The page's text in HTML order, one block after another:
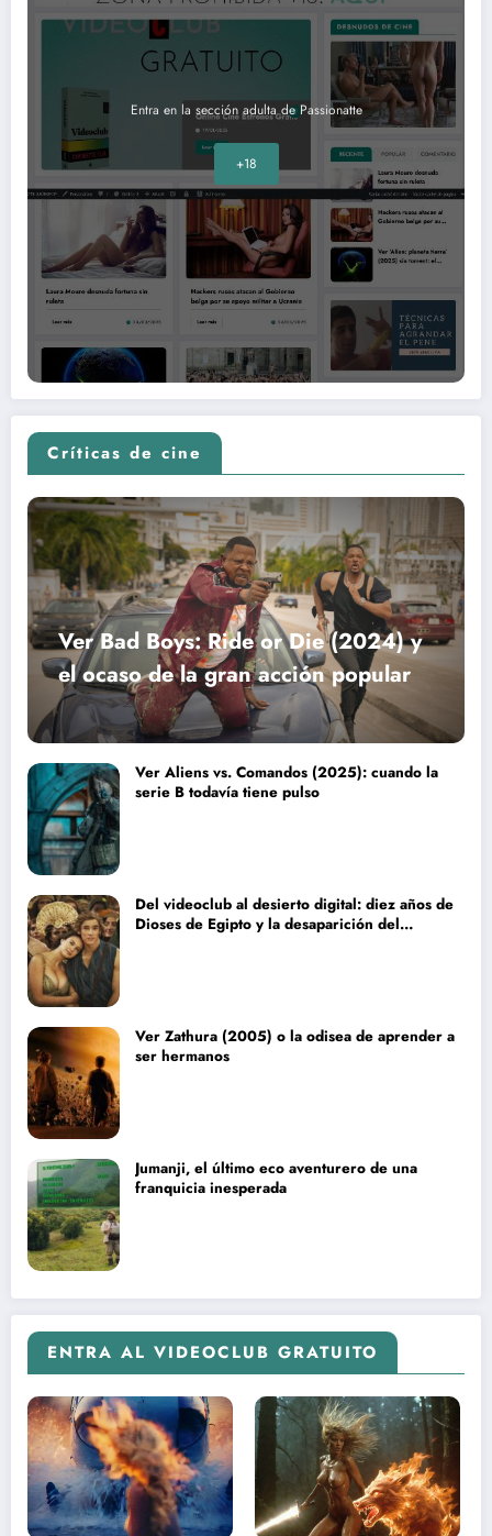
Entra en la sección adulta de Passionatte
+18
Críticas de cine
Ver Bad Boys: Ride or Die (2024) y
el ocaso de la gran acción popular
Ver Aliens vs. Comandos (2025): cuando la
serie B todavía tiene pulso
Del videoclub al desierto digital: diez años de
Dioses de Egipto y la desaparición del
Ver Zathura (2005) o la odisea de aprender a
ser hermanos
Jumanji, el último eco aventurero de una
franquicia inesperada
ENTRA AL VIDEOCLUB GRATUITO